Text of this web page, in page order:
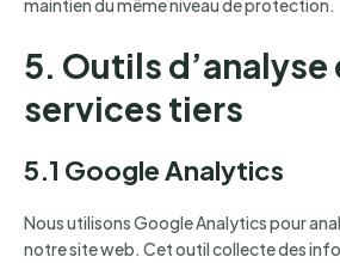
maintien du même niveau de protection.
5. Outils d’analyse
services tiers
5.1 Google Analytics
Nous utilisons Google Analytics pour
notre site web. Cet outil collecte des